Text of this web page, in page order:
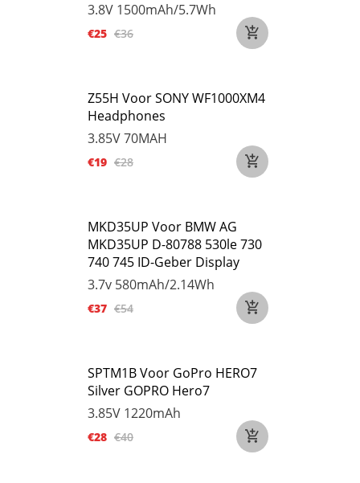
3.8V 1500mAh/5.7Wh
€25 €36
Z55H Voor SONY WF1000XM4
Headphones
3.85V70MAH
€19 €28
MKD35UP Voor BMW AG
MKD35UP D-80788 530le 730
740 745 ID-Geber Display
3.7v 580mAh/2.14Wh
€37 €54
SPTM1B Voor GoPro HERO7
Silver GOPRO Hero7
3.85V 1220mAh
€28 €40